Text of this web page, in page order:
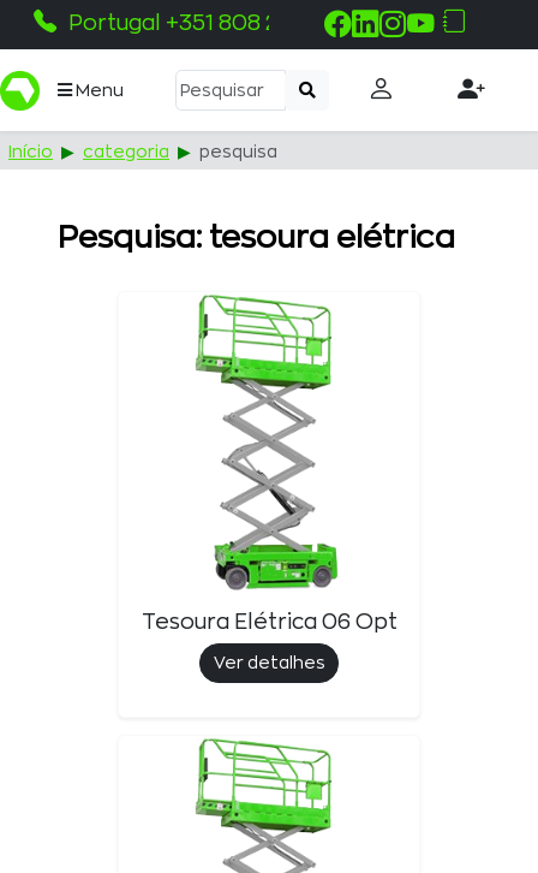
Portugal +351 808 215 115Pemba +258 843
Menu
Início categoria pesquisa
Pesquisa: tesoura elétrica
Tesoura Elétrica 06 Opt
Ver detalhes